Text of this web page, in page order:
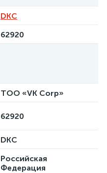
DKC
62920
ТОО «VK Corp»
62920
DKC
Российская
Федерация